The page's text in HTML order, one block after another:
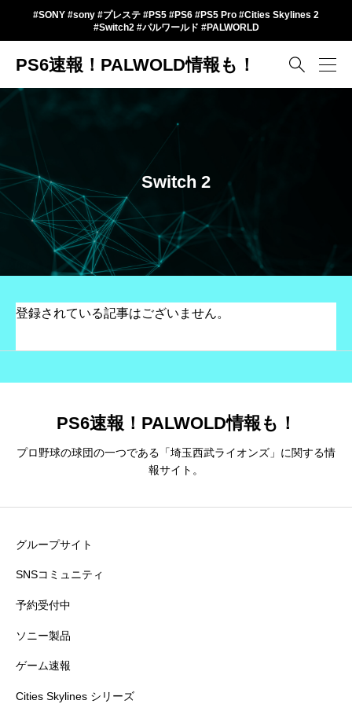
#SONY #sony #プレステ #PS5 #PS6 #PS5 Pro #Cities Skylines 2
#Switch2 #パルワールド #PALWORLD
PS6速報！PALWOLD情報も！ 
Switch 2
登録されている記事はございません。
PS6速報！PALWOLD情報も！
プロ野球の球団の一つである「埼玉西武ライオンズ」に関する情
報サイト。
グループサイト
SNSコミュニティ
予約受付中
ソニー製品
ゲーム速報
Cities Skylines シリーズ